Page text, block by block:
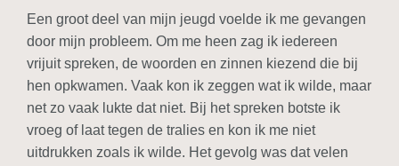
Een groot deel van mijn jeugd voelde ik me gevangen
door mijn probleem. Om me heen zag ik iedereen
vrijuit spreken, de woorden en zinnen kiezend die bij
hen opkwamen. Vaak kon ik zeggen wat ik wilde, maar
net zo vaak lukte dat niet. Bij het spreken botste ik
vroeg of laat tegen de tralies en kon ik me niet
uitdrukken zoals ik wilde. Het gevolg was dat velen